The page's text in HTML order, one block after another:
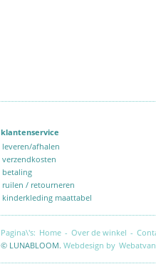
klantenservice
leveren/afhalen
verzendkosten
betaling
ruilen / retourneren
kinderkleding maattabel
Pagina\'s: Home - Over de winkel -
© LUNABLOOM. Webdesign by